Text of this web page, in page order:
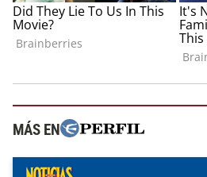
MÁS EN